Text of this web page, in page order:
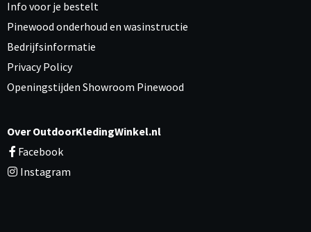
Info voor je bestelt
Pinewood onderhoud en wasinstructie
Bedrijfsinformatie
Privacy Policy
Openingstijden Showroom Pinewood
Over OutdoorKledingWinkel.nl
Facebook
Instagram